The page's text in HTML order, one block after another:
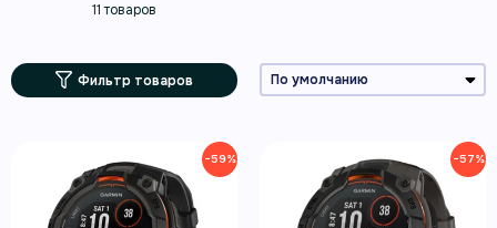
11 товаров
Фильтр товаров
−59% −57%